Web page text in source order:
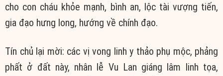
cho con cháu khỏe mạnh, bình an, lộc tài vượng tiến,
gia đạo hưng long, hướng về chính đạo.
Tín chủ lại mời: các vị vong linh y thảo phụ mộc, phảng
phất ở đất này, nhân lễ Vu Lan giáng lâm linh tọa,